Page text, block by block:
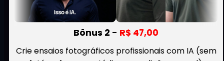
Bônus 2 - R$ 47,00
Crie ensaios fotográficos profissionais com IA (sem